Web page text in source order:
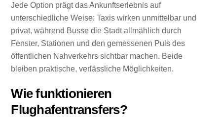
Jede Option prägt das Ankunftserlebnis auf
unterschiedliche Weise: Taxis wirken unmittelbar und
privat, während Busse die Stadt allmählich durch
Fenster, Stationen und den gemessenen Puls des
öffentlichen Nahverkehrs sichtbar machen. Beide
bleiben praktische, verlässliche Möglichkeiten.
Wie funktionieren
Flughafentransfers?